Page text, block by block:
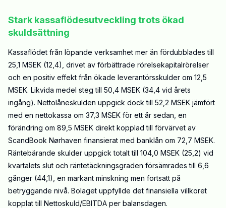
Stark kassaflödesutveckling trots ökad
skuldsättning
Kassaflödet från löpande verksamhet mer än fördubblades till
25,1 MSEK (12,4), drivet av förbättrade rörelsekapitalrörelser
och en positiv effekt från ökade leverantörsskulder om 12,5
MSEK. Likvida medel steg till 50,4 MSEK (34,4 vid årets
ingång). Nettolåneskulden uppgick dock till 52,2 MSEK jämfört
med en nettokassa om 37,3 MSEK för ett år sedan, en
förändring om 89,5 MSEK direkt kopplad till förvärvet av
ScandBook Nørhaven finansierat med banklån om 72,7 MSEK.
Räntebärande skulder uppgick totalt till 104,0 MSEK (25,2) vid
kvartalets slut och räntetäckningsgraden försämrades till 6,6
gånger (44,1), en markant minskning men fortsatt på
betryggande nivå. Bolaget uppfyllde det finansiella villkoret
kopplat till Nettoskuld/EBITDA per balansdagen.